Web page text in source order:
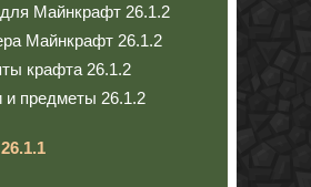
Майнкрафт 26.1.2
Майнкрафт 26.1.2
крафта 26.1.2
и предметы 26.1.2